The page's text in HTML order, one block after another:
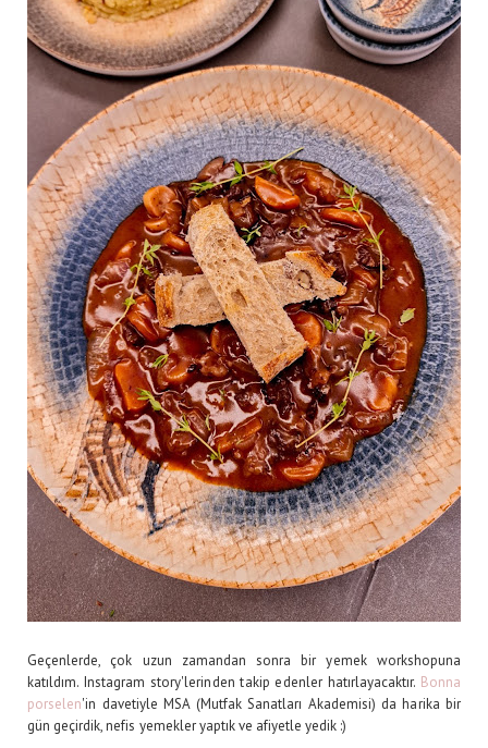
Geçenlerde, çok uzun zamandan sonra bir yemek workshopuna
katıldım. Instagram story'lerinden takip edenler hatırlayacaktır.Bonna
porselen'in davetiyle MSA (Mutfak Sanatları Akademisi) da harika bir
gün geçirdik, nefis yemekler yaptık ve afiyetle yedik :)